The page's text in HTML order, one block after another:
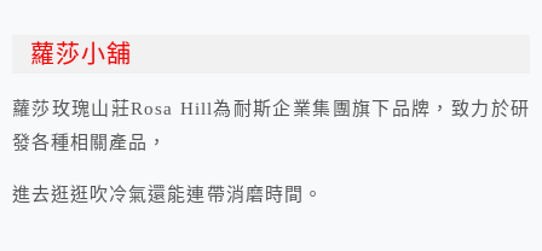
蘿莎小舖
蘿莎玫瑰山莊Rosa Hill為耐斯企業集團旗下品牌，致力於研
發各種相關產品，
進去逛逛吹冷氣還能連帶消磨時間。